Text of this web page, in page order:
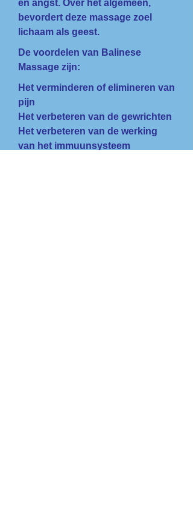
en angst. Over het algemeen,
bevordert deze massage zoel
lichaam als geest.
De voordelen van Balinese
Massage zijn:
Het verminderen of elimineren van
pijn
Het verbeteren van de gewrichten
Het verbeteren van de werking
van het immuunsysteem